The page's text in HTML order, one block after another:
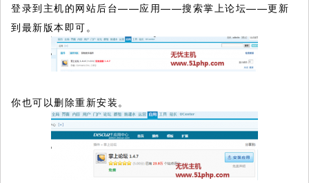
登录到主机的网站后台——应用——搜索掌上论坛——更新
到最新版本即可。
你也可以删除重新安装。